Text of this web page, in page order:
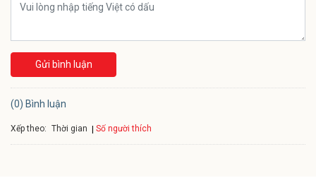
Gửi bình luận
(0) Bình luận
Xếp theo: Thời gian Số người thích